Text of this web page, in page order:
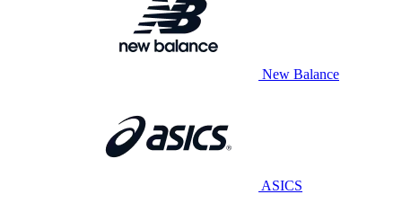
New Balance
ASICS